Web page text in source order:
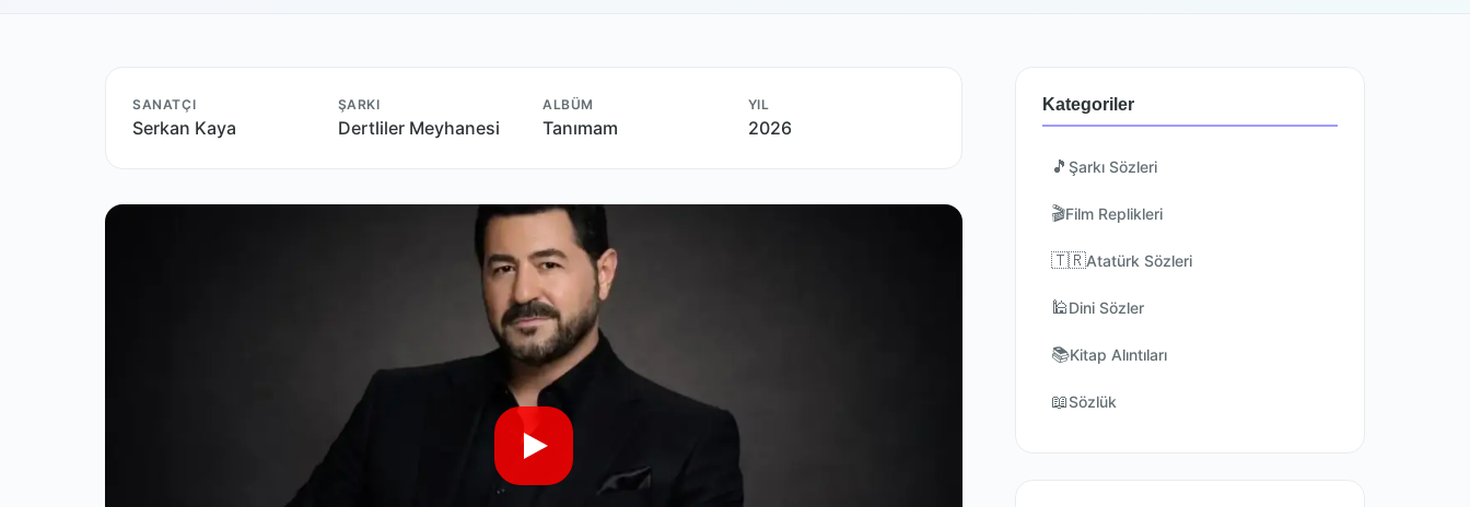
SANATÇI
Serkan Kaya
ŞARKI
Dertliler Meyhanesi
ALBÜM
Tanımam
YIL
2026
Kategoriler
🎵 Şarkı Sözleri
🎬Film Replikleri
🇹🇷Atatürk Sözleri
🕌Dini Sözler
📚Kitap Alıntıları
📖Sözlük